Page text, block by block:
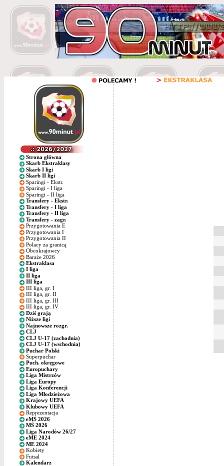
Strona główna
Skarb Ekstraklasy
Skarb I ligi
Skarb II ligi
Sparingi - Ekstr.
Sparingi - I liga
Sparingi - II liga
Transfery - Ekstr.
Transfery - I liga
Transfery - II liga
Transfery - zagr.
Przygotowania E
Przygotowania I
Przygotowania II
Polacy za granicą
Obcokrajowcy
Baraże 2026
Ekstraklasa
I liga
II liga
III liga
III liga, gr. I
III liga, gr. II
III liga, gr. III
III liga, gr. IV
Dziś grają
Niższe ligi
Najnowsze rozgr.
CLJ
CLJ U-17 (zachodnia)
CLJ U-17 (wschodnia)
Puchar Polski
Superpuchar
Puch. okręgowe
Europuchary
Liga Mistrzów
Liga Europy
Liga Konferencji
Liga Młodzieżowa
Krajowy UEFA
Klubowy UEFA
Reprezentacja
eMŚ 2026
MŚ 2026
Liga Narodów 26/27
eME 2024
ME 2024
Kobiety
Futsal
Kalendarz